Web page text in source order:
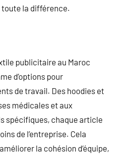
la différence.
publicitaire au Maroc
d’options pour
de travail. Des hoodies et
médicales et aux
spécifiques, chaque article
de l’entreprise. Cela
la cohésion d’équipe,